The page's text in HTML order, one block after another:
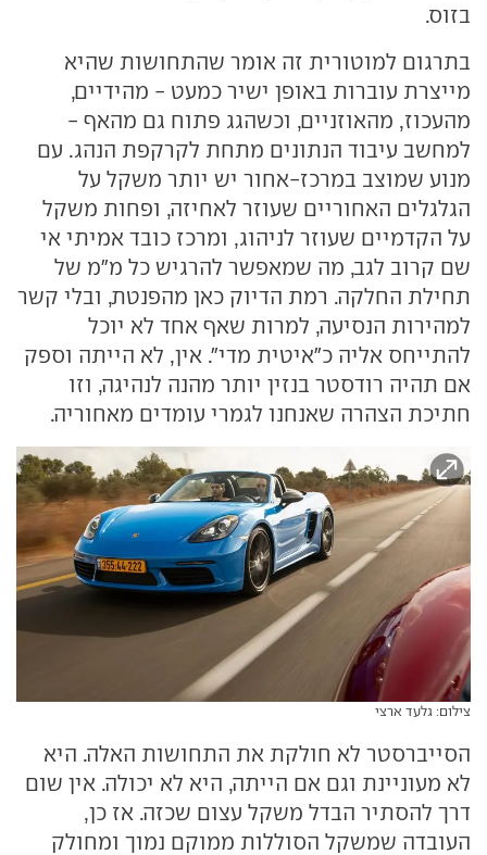
בזוס.
בתרגום למוטורית זה אומר שהתחושות שהיא
מייצרת עוברות באופן ישיר כמעט - מהידיים,
מהעכוז, מהאוזניים, וכשהגג פתוח גם מהאף -
למחשב עיבוד הנתונים מתחת לקרקפת הנהג. עם
מנוע שמוצב במרכז-אחור יש יותר משקל על
הגלגלים האחוריים שעוזר לאחיזה, ופחות משקל
על הקדמיים שעוזר לניהוג, ומרכז כובד אמיתי אי
שם קרוב לגב, מה שמאפשר להרגיש כל מ"מ של
תחילת החלקה. רמת הדיוק כאן מהפנטת, ובלי קשר
למהירות הנסיעה, למרות שאף אחד לא יוכל
להתייחס אליה כ"איטית מדי". אין, לא הייתה וספק
אם תהיה רודסטר בנזין יותר מהנה לנהיגה, וזו
חתיכת הצהרה שאנחנו לגמרי עומדים מאחוריה.
צילום: גלעד ארצי
הסייברסטר לא חולקת את התחושות האלה. היא
לא מעוניינת וגם אם הייתה, היא לא יכולה. אין שום
דרך להסתיר הבדל משקל עצום שכזה. אז כן,
העובדה שמשקל הסוללות ממוקם נמוך ומחולק